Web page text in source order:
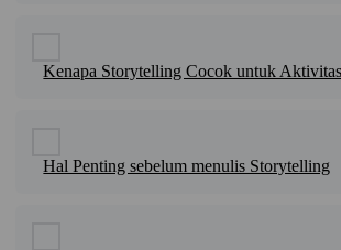
Kenapa Storytelling Cocok untuk Aktivitas
Hal Penting sebelum menulis Storytelling